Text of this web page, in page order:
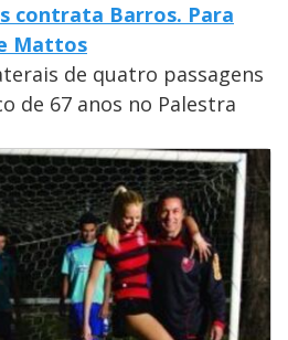
contrata Barros. Para
Mattos
de quatro passagens
de 67 anos no Palestra